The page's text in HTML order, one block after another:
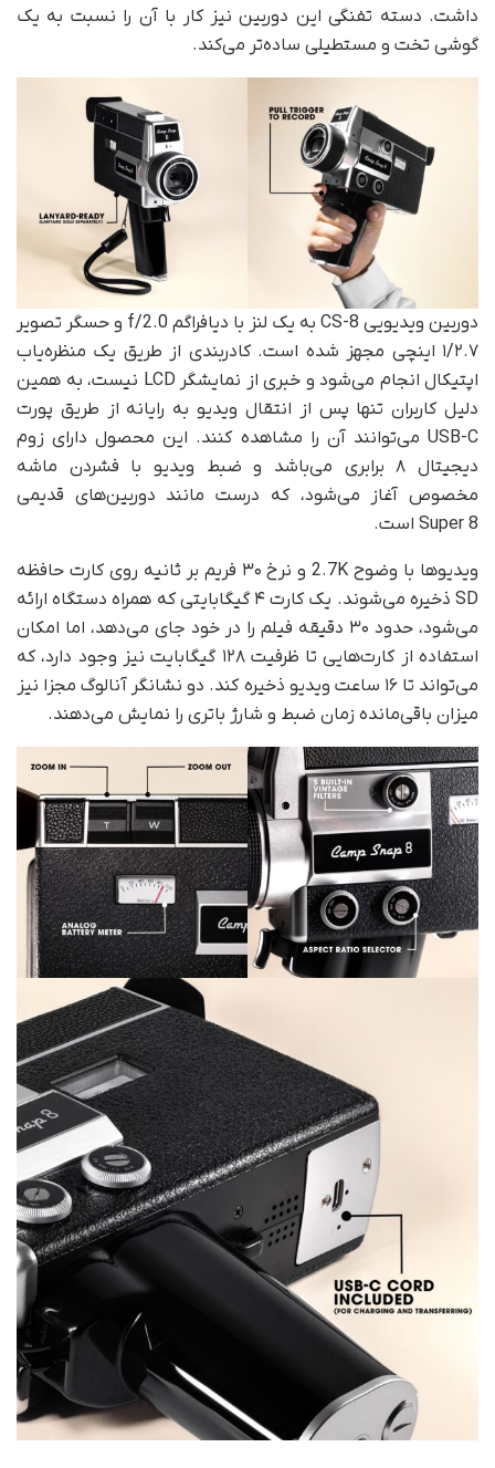
داشت. دسته تفنگی این دوربین نیز کار با آن را نسبت به یک
گوشی تخت و مستطیلی ساده‌تر می‌کند.
دوربین ویدیویی CS-8 به یک لنز با دیافراگم f/2.0 و حسگر تصویر
۱/۲.۷ اینچی مجهز شده است. کادربندی از طریق یک منظره‌یاب
اپتیکال انجام می‌شود و خبری از نمایشگر LCD نیست، به همین
دلیل کاربران تنها پس از انتقال ویدیو به رایانه از طریق پورت
USB-C می‌توانند آن را مشاهده کنند. این محصول دارای زوم
دیجیتال ۸ برابری می‌باشد و ضبط ویدیو با فشردن ماشه
مخصوص آغاز می‌شود، که درست مانند دوربین‌های قدیمی
Super 8 است.
ویدیوها با وضوح 2.7K و نرخ ۳۰ فریم بر ثانیه روی کارت حافظه
SD ذخیره می‌شوند. یک کارت ۴ گیگابایتی که همراه دستگاه ارائه
می‌شود، حدود ۳۰ دقیقه فیلم را در خود جای می‌دهد، اما امکان
استفاده از کارت‌هایی تا ظرفیت ۱۲۸ گیگابایت نیز وجود دارد، که
می‌تواند تا ۱۶ ساعت ویدیو ذخیره کند. دو نشانگر آنالوگ مجزا نیز
میزان باقی‌مانده زمان ضبط و شارژ باتری را نمایش می‌دهند.